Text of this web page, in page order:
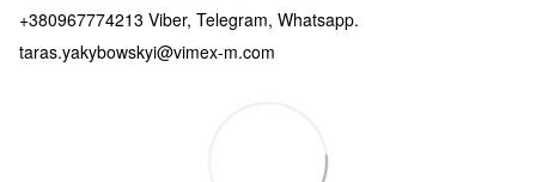
+380967774213 Viber, Telegram, Whatsapp.
taras.yakybowskyi@vimex-m.com